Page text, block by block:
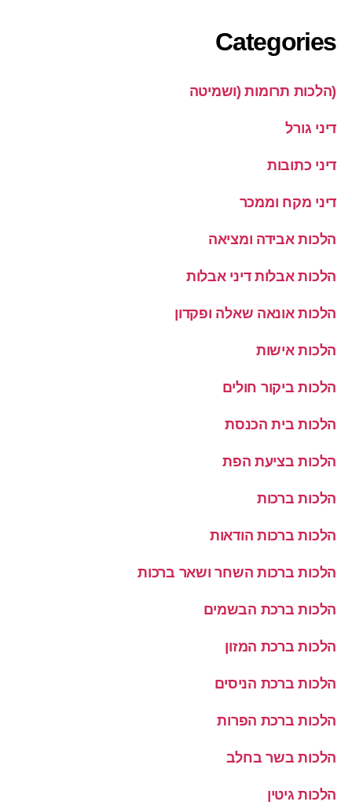
Categories
(הלכות תרומות (ושמיטה
דיני גורל
דיני כתובות
דיני מקח וממכר
הלכות אבידה ומציאה
הלכות אבלות דיני אבלות
הלכות אונאה שאלה ופקדון
הלכות אישות
הלכות ביקור חולים
הלכות בית הכנסת
הלכות בציעת הפת
הלכות ברכות
הלכות ברכות הודאות
הלכות ברכות השחר ושאר ברכות
הלכות ברכת הבשמים
הלכות ברכת המזון
הלכות ברכת הניסים
הלכות ברכת הפרות
הלכות בשר בחלב
הלכות גיטין